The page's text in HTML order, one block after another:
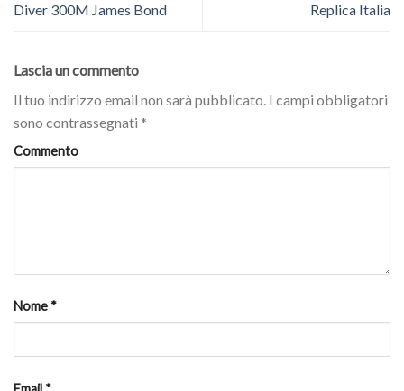
Diver 300M James Bond
Replica Italia
Lascia un commento
Il tuo indirizzo email non sarà pubblicato. I campi obbligatori
sono contrassegnati *
Commento
Nome *